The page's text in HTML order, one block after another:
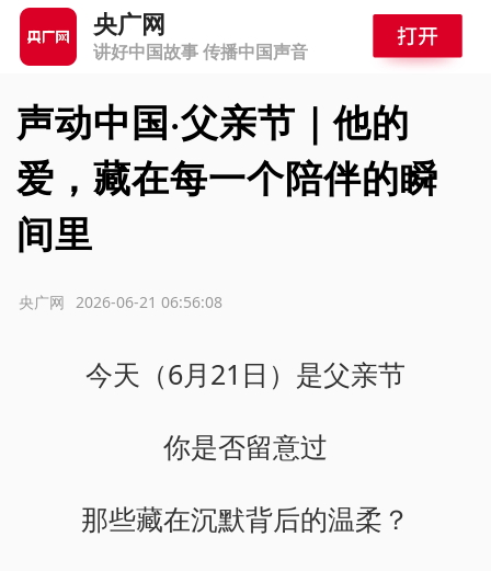
央广网
讲好中国故事 传播中国声音
声动中国·父亲节｜他的
爱，藏在每一个陪伴的瞬
间里
2026-06-21 06:56:08
央广网
今天（6月21日）是父亲节
你是否留意过
那些藏在沉默背后的温柔？